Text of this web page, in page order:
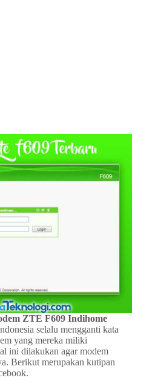
ZTE F609 Indihome
selalu mengganti kata
yang mereka miliki
ini dilakukan agar modem
Berikut merupakan kutipan